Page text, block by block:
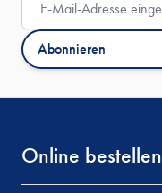
Abonnieren
Online bestellen